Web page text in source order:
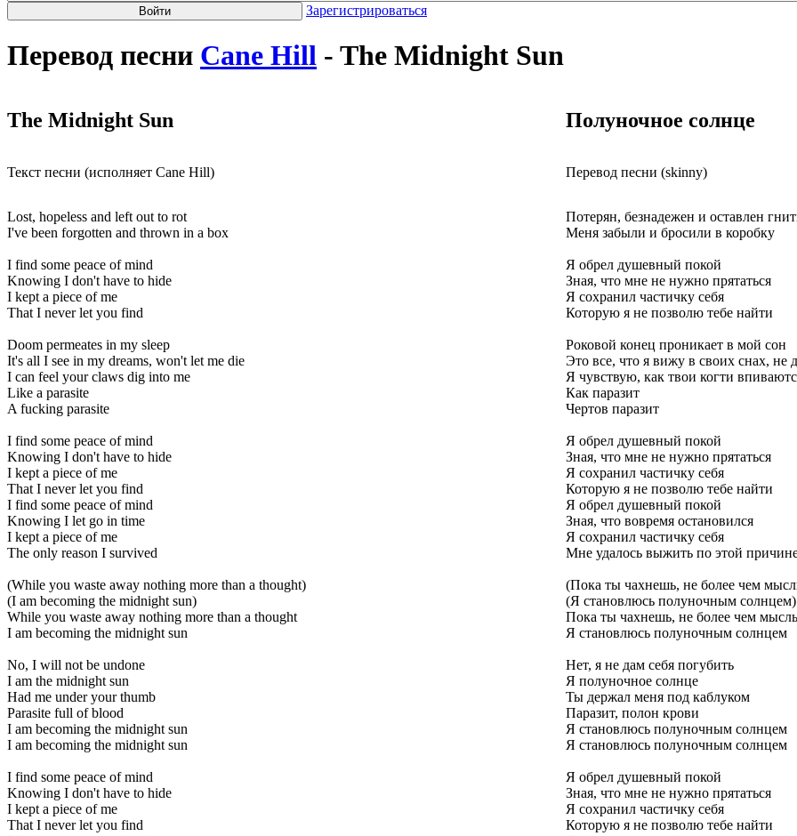
Зарегистрироваться
Перевод песни Cane Hill - The Midnight Sun
The Midnight Sun Полуночное солнце
Текст песни (исполняет Cane Hill) Перевод песни (skinny)
Lost, hopeless and left out to rot
I've been forgotten and thrown in a box
I find some peace of mind
Knowing I don't have to hide
I kept a piece of me
That I never let you find
Doom permeates in my sleep
It's all I see in my dreams, won't let me die
I can feel your claws dig into me
Like a parasite
A fucking parasite
I find some peace of mind
Knowing I don't have to hide
I kept a piece of me
That I never let you find
I find some peace of mind
Knowing I let go in time
I kept a piece of me
The only reason I survived
(While you waste away nothing more than a thought)
(I am becoming the midnight sun)
While you waste away nothing more than a thought
I am becoming the midnight sun
No, I will not be undone
I am the midnight sun
Had me under your thumb
Parasite full of blood
I am becoming the midnight sun
I am becoming the midnight sun
I find some peace of mind
Knowing I don't have to hide
I kept a piece of me
That I never let you find
Потерян, безнадежен и оставлен
Меня забыли и бросили в коробку
Я обрел душевный покой
Зная, что мне не нужно прятаться
Я сохранил частичку себя
Которую я не позволю тебе найти
Роковой конец проникает в мой сон
Это все, что я вижу в своих снах, не
Я чувствую, как твои когти
Как паразит
Чертов паразит
Я обрел душевный покой
Зная, что мне не нужно прятаться
Я сохранил частичку себя
Которую я не позволю тебе найти
Я обрел душевный покой
Зная, что вовремя остановился
Я сохранил частичку себя
Мне удалось выжить по этой
(Пока ты чахнешь, не более чем
(Я становлюсь полуночным солнцем)
Пока ты чахнешь, не более чем мысль
Я становлюсь полуночным солнцем
Нет, я не дам себя погубить
Я полуночное солнце
Ты держал меня под каблуком
Паразит, полон крови
Я становлюсь полуночным солнцем
Я становлюсь полуночным солнцем
Я обрел душевный покой
Зная, что мне не нужно прятаться
Я сохранил частичку себя
Которую я не позволю тебе найти